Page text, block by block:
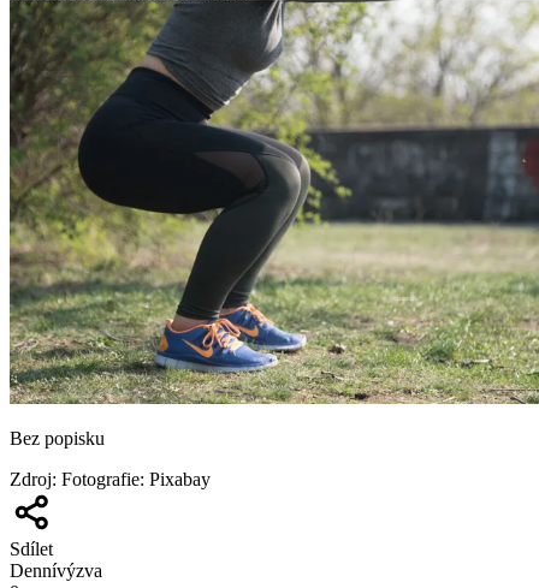
Bez popisku
Zdroj: Fotografie: Pixabay
Sdílet
Dennívýzva